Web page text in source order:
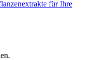
für Ihre